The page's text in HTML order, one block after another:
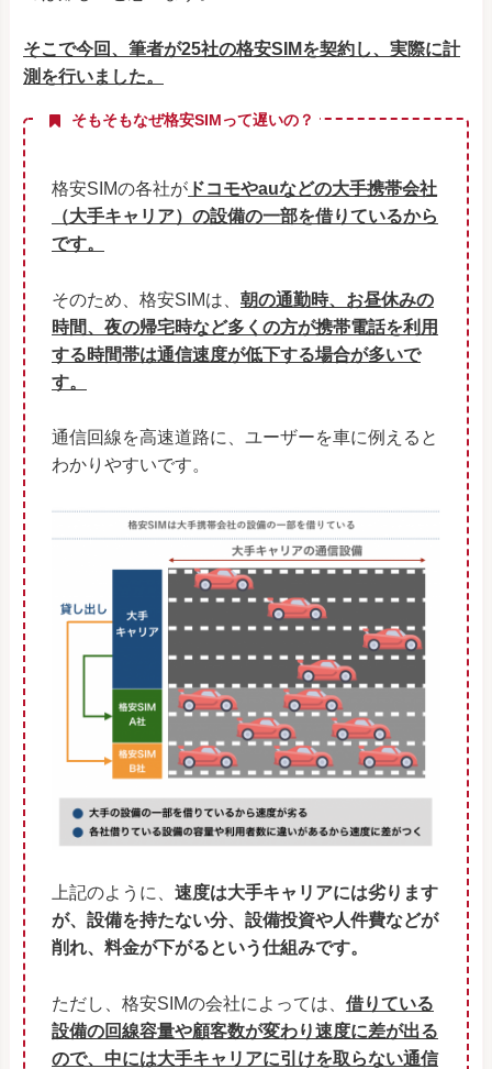
そこで今回、筆者が25社の格安SIMを契約し、実際に計
測を行いました。
そもそもなぜ格安SIMって遅いの？
格安SIMの各社が ドコモやauなどの大手携帯会社
（大手キャリア）の設備の一部を借りているから
です。
そのため、格安SIMは、 朝の通勤時、お昼休みの
時間、夜の帰宅時など多くの方が携帯電話を利用
する時間帯は通信速度が低下する場合が多いで
す。
通信回線を高速道路に、ユーザーを車に例えると
わかりやすいです。
上記のように、 速度は大手キャリアには劣ります
が、設備を持たない分、設備投資や人件費などが
削れ、料金が下がるという仕組みです。
ただし、格安SIMの会社によっては、 借りている
設備の回線容量や顧客数が変わり速度に差が出る
ので、 中には大手キャリアに引けを取らない通信